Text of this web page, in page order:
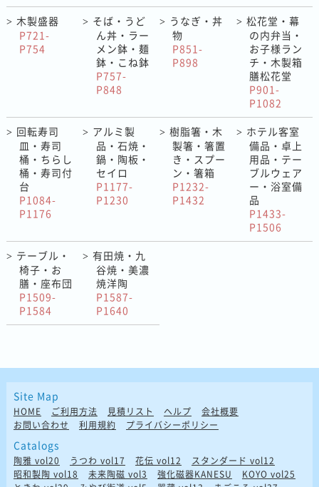
> 木製盛器
P721-
P754
> そば・うど
ん丼・ラー
メン鉢・麺
鉢・こね鉢
P757-
P848
> うなぎ・丼
物
P851-
P898
> 松花堂・幕
の内弁当・
お子様ラン
チ・木製箱
膳松花堂
P901-
P1082
> 回転寿司
皿・寿司
桶・ちらし
桶・寿司付
台
P1084-
P1176
> アルミ製
品・石焼・
鍋・陶板・
セイロ
P1177-
P1230
> 樹脂箸・木
製箸・箸置
き・スプー
ン・箸箱
P1232-
P1432
> ホテル客室
備品・卓上
用品・テー
ブルウェア
ー・浴室備
品
P1433-
P1506
> テーブル・
椅子・お
膳・座布団
P1509-
P1584
>有田焼・九
谷焼・美濃
焼洋陶
P1587-
P1640
Site Map
HOME ご利用方法 見積リスト ヘルプ
会社概要
お問い合わせ
利用規約 プライバシーポリシー
Catalogs
陶雅 vol20 うつわ vol17 花伝 vol12
スタンダード vol12
昭和製陶 vol18
未来陶磁 vol3 強化磁器KANESU
KOYO vol25